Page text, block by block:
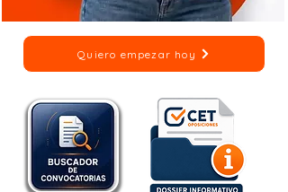
Quiero empezar hoy